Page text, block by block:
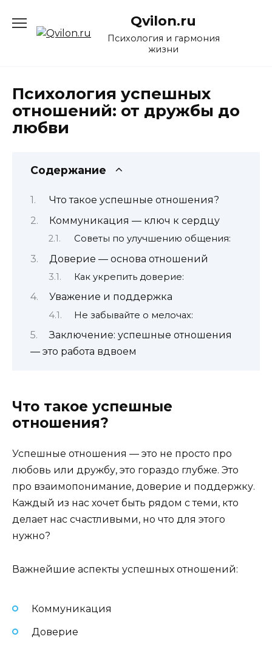
содержанию
Qvilon.ru
Психология и гармония
жизни
Психология успешных
отношений: от дружбы до
любви
Содержание
Что такое успешные отношения?
Коммуникация — ключ к сердцу
Советы по улучшению общения:
Доверие — основа отношений
Как укрепить доверие:
Уважение и поддержка
Не забывайте о мелочах:
Заключение: успешные отношения
— это работа вдвоем
Что такое успешные
отношения?
Успешные отношения — это не просто про
любовь или дружбу, это гораздо глубже. Это
про взаимопонимание, доверие и поддержку.
Каждый из нас хочет быть рядом с теми, кто
делает нас счастливыми, но что для этого
нужно?
Важнейшие аспекты успешных отношений:
Коммуникация
Доверие